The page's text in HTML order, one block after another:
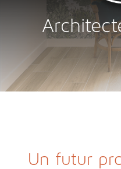
Un futur